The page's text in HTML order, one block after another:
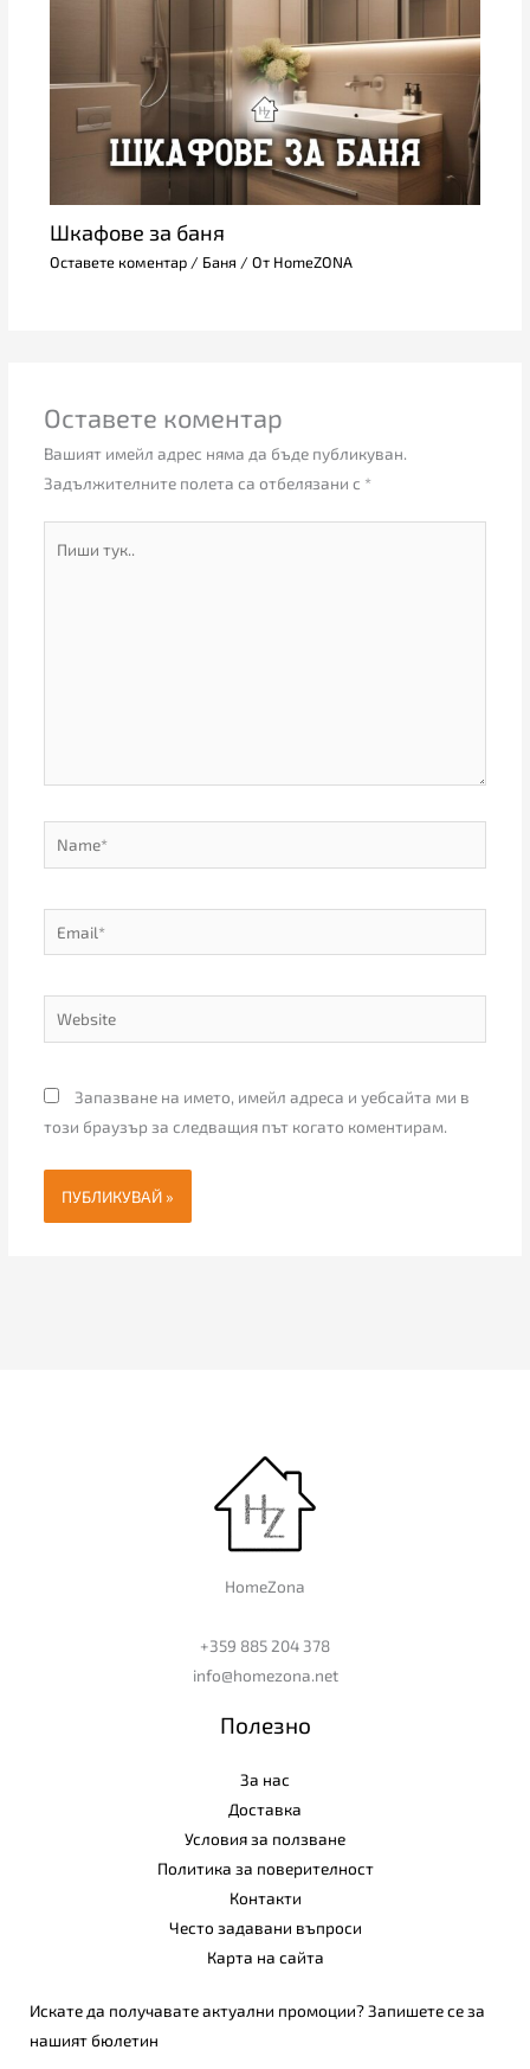
Шкафове за баня
Оставете коментар / Баня / От HomeZONA
Оставете коментар
Вашият имейл адрес няма да бъде публикуван.
Задължителните полета са отбелязани с *
Name*
Email*
Website
Запазване на името, имейл адреса и уебсайта ми в
този браузър за следващия път когато коментирам.
HomeZona
+359 885 204 378
info@homezona.net
Полезно
За нас
Доставка
Условия за ползване
Политика за поверителност
Контакти
Често задавани въпроси
Карта на сайта
Искате да получавате актуални промоции? Запишете се за
нашият бюлетин